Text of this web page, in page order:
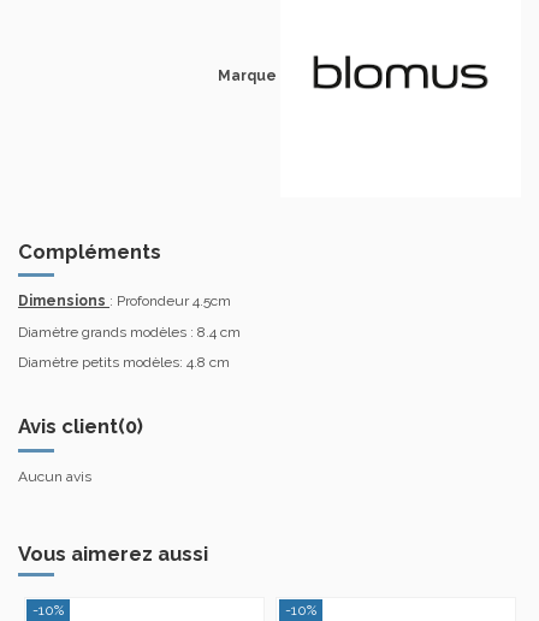
Marque
Compléments
Dimensions : Profondeur 4.5cm
Diamètre grands modèles : 8.4 cm
Diamètre petits modèles: 4.8 cm
Avis client(0)
Aucun avis
Vous aimerez aussi
-10% -10%